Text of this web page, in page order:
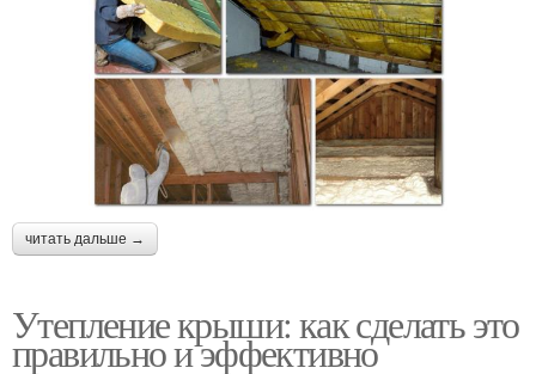
читать дальше →
Утепление крыши: как сделать это
правильно и эффективно